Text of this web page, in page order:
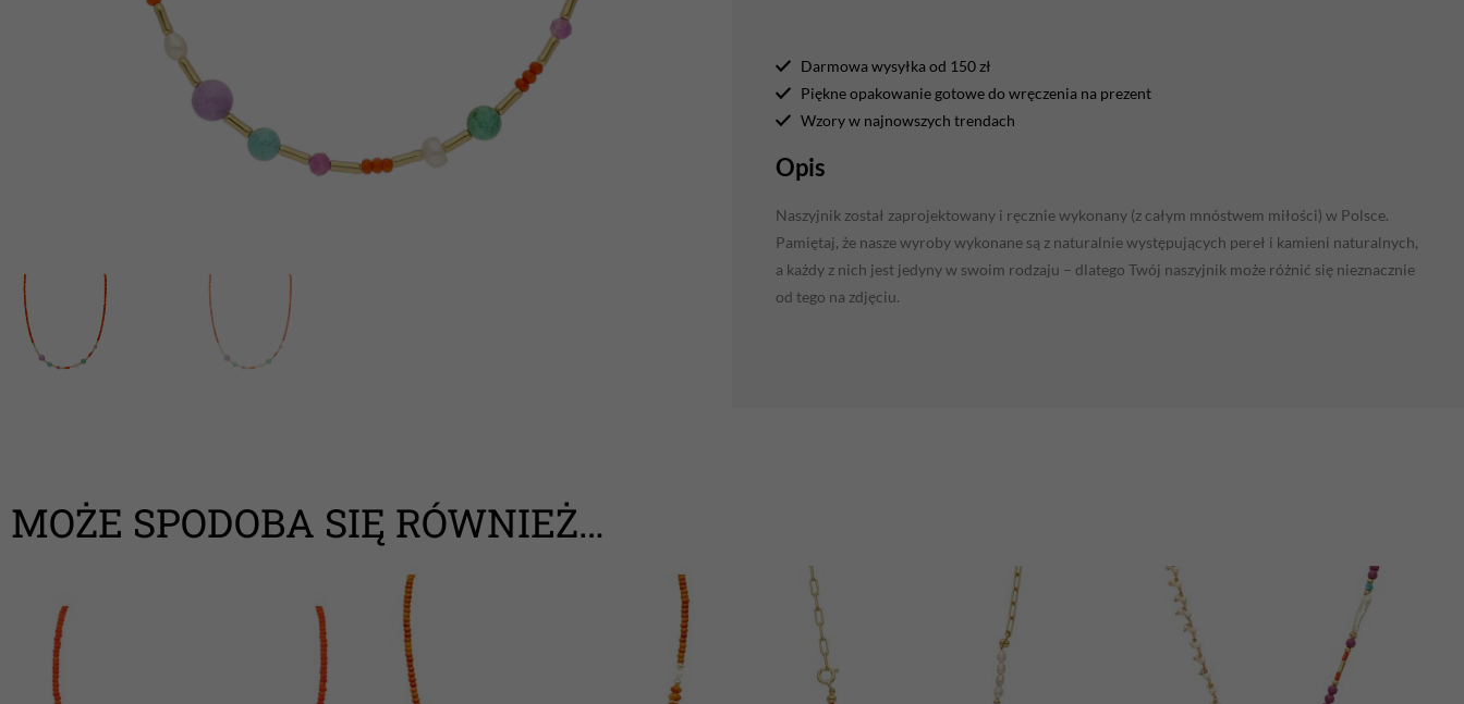
Darmowa wysyłka od 150 zł
Piękne opakowanie gotowe do wręczenia na prezent
Wzory w najnowszych trendach
Opis
Naszyjnik został zaprojektowany i ręcznie wykonany (z całym mnóstwem miłości) w Polsce.
Pamiętaj, że nasze wyroby wykonane są z naturalnie występujących pereł i kamieni naturalnych,
a każdy z nich jest jedyny w swoim rodzaju – dlatego Twój naszyjnik może różnić się nieznacznie
od tego na zdjęciu.
MOŻE SPODOBA SIĘ RÓWNIEŻ…